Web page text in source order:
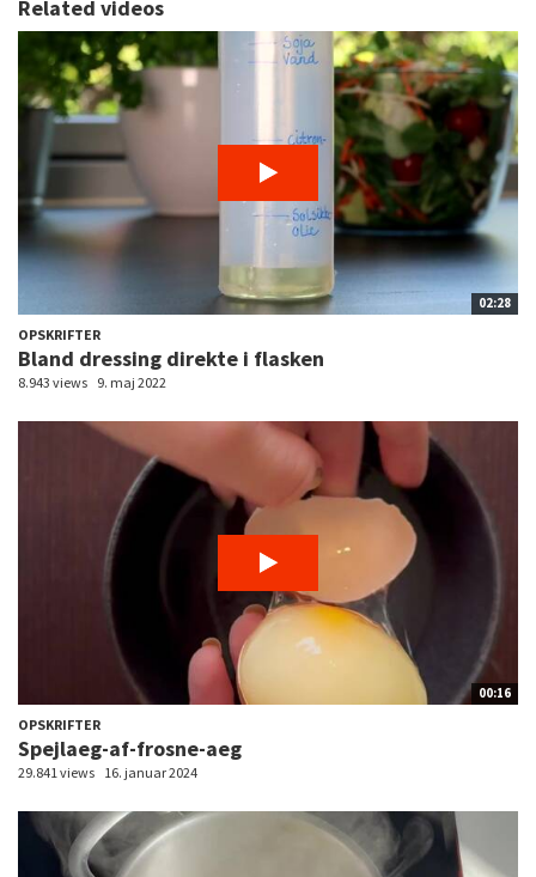
Related videos
02:28
OPSKRIFTER
Bland dressing direkte i flasken
8.943 views 9. maj 2022
00:16
OPSKRIFTER
Spejlaeg-af-frosne-aeg
29.841 views 16. januar 2024